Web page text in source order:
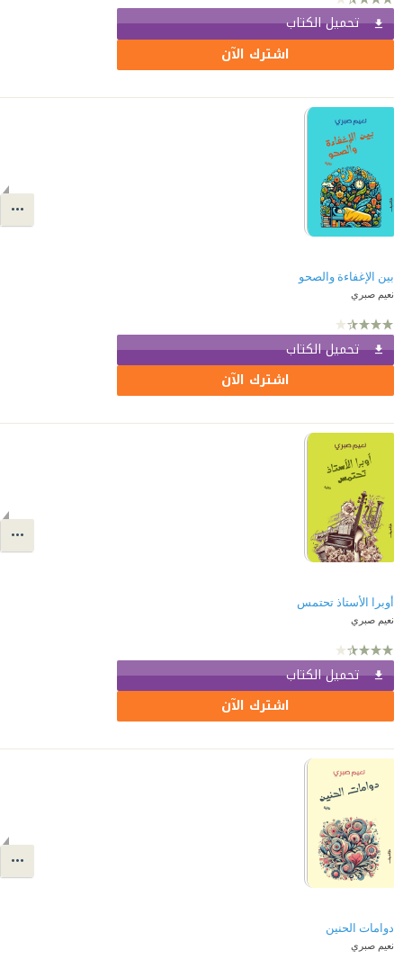
تحميل الكتاب
اشترك الآن
بين الإغفاءة والصحو
نعيم صبري
تحميل الكتاب
اشترك الآن
أوبرا الأستاذ تحتمس
نعيم صبري
تحميل الكتاب
اشترك الآن
دوامات الحنين
نعيم صبري